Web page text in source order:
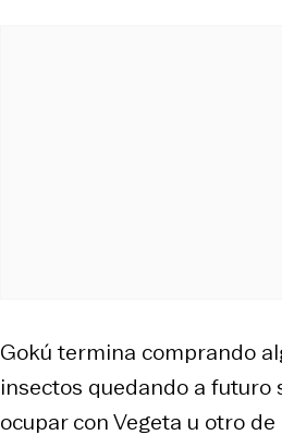
Gokú termina comprando
insectos quedando a futuro
ocupar con Vegeta u otro